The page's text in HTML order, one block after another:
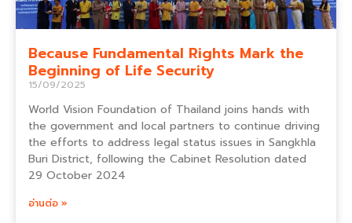
Because Fundamental Rights Mark the
Beginning of Life Security
15/09/2025
World Vision Foundation of Thailand joins hands with
the government and local partners to continue driving
the efforts to address legal status issues in Sangkhla
Buri District, following the Cabinet Resolution dated
29 October 2024
อ่านต่อ »